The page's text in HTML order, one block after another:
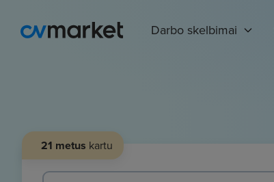
Darbo skelbimai
21 metus kartu